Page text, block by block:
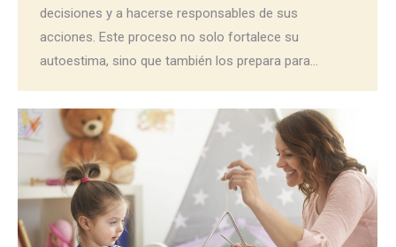
decisiones y a hacerse responsables de sus
acciones. Este proceso no solo fortalece su
autoestima, sino que también los prepara para…